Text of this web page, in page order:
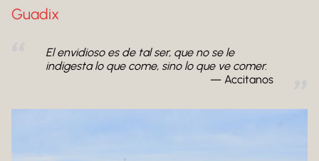
Guadix
El envidioso es de tal ser, que no se le
indigesta lo que come, sino lo que ve comer.
Accitanos